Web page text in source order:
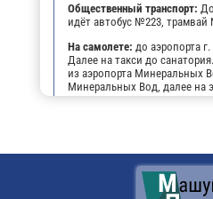
Общественный транспорт:
идёт автобус №223, трамвай
На самолете: до аэропорта
Далее на такси до
из аэропорта Минеральных
Минеральных Вод, далее на
станции города
На личном транспорте:до г.
чтобы не заблудиться,
навигатором. По прибытии
оставить автомобиль на